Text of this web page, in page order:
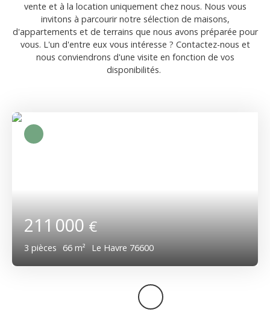
vente et à la location uniquement chez nous. Nous vous
invitons à parcourir notre sélection de maisons,
d'appartements et de terrains que nous avons préparée pour
vous. L'un d'entre eux vous intéresse ? Contactez-nous et
nous conviendrons d'une visite en fonction de vos
disponibilités.
211 000€
3 pièces 66 m² Le Havre 76600